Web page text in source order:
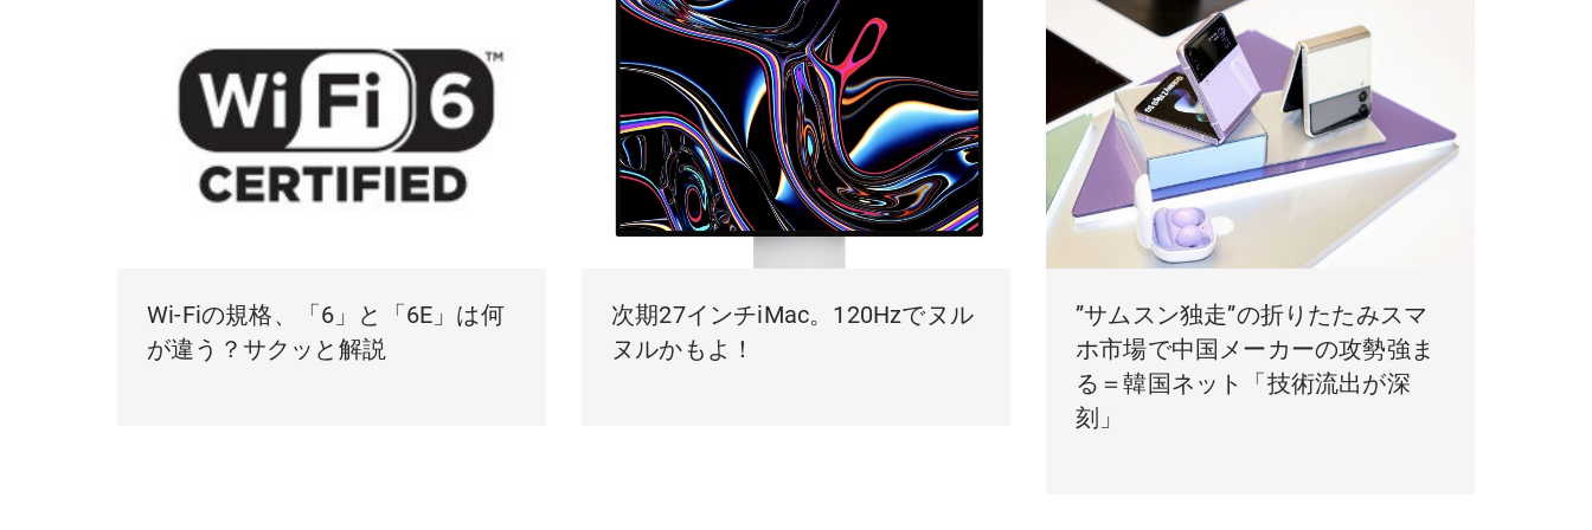
Wi-Fiの規格、「6」と「6E」は何
が違う？サクッと解説
次期27インチiMac。120Hzでヌル
ヌルかもよ！
”サムスン独走”の折りたたみスマ
ホ市場で中国メーカーの攻勢強ま
る＝韓国ネット「技術流出が深
刻」